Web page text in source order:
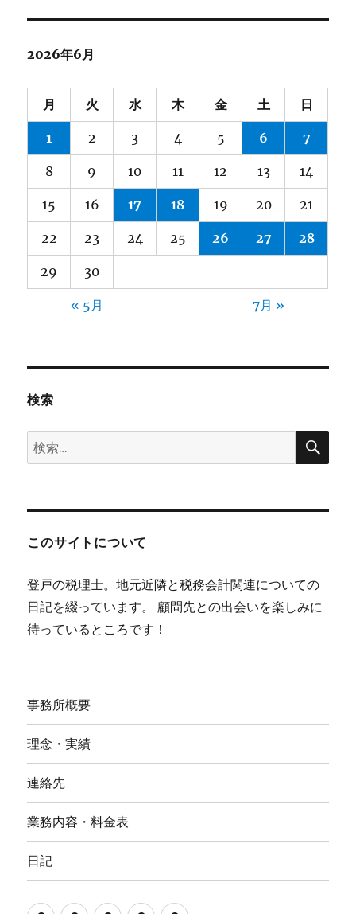
2026年6月
月 火 水 木 金 土 日
1 2 3 4 5 6 7
8 9 10 11 12 13 14
15 16 17 18 19 20 21
22 23 24 25 26 27 28
29 30
« 5月 7月 »
検索
検
索:
検
このサイトについて
登戸の税理士。地元近隣と税務会計関連についての
日記を綴っています。 顧問先との出会いを楽しみに
待っているところです！
事務所概要
理念・実績
連絡先
業務内容・料金表
日記